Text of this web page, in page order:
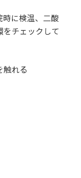
時に検温、二酸
をチェックして
触れる